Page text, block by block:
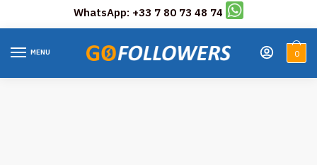
WhatsApp: +33 7 80 73 48 74
MENU 0